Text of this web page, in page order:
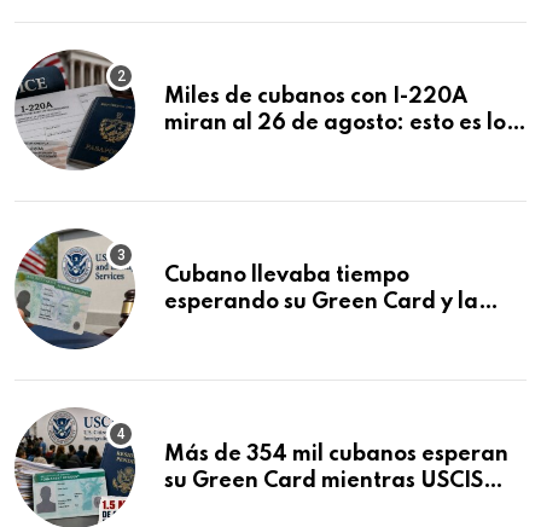
Miles de cubanos con I-220A
miran al 26 de agosto: esto es lo
Cubano llevaba tiempo
esperando su Green Card y la
Más de 354 mil cubanos esperan
su Green Card mientras USCIS